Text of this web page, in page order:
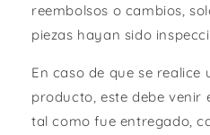
reembolsos o cambios,
piezas hayan sido
En caso de que se realice
producto, este debe venir
tal como fue entregado,